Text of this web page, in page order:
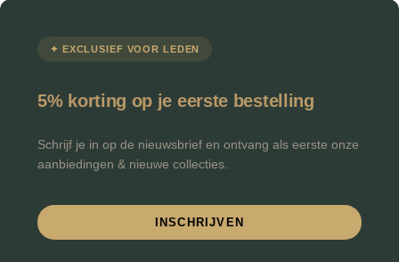
✦ EXCLUSIEF VOOR LEDEN
5% korting op je eerste bestelling
Schrijf je in op de nieuwsbrief en ontvang als eerste onze
aanbiedingen & nieuwe collecties.
INSCHRIJVEN